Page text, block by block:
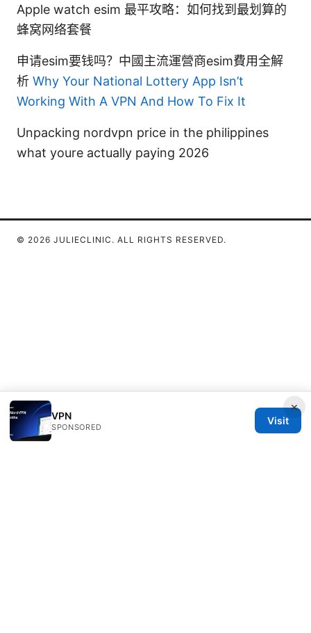
Apple watch esim 最平攻略：如何找到最划算的
蜂窝网络套餐
申请esim要钱吗？中國主流運營商esim費用全解
析 Why Your National Lottery App Isn’t
Working With A VPN And How To Fix It
Unpacking nordvpn price in the philippines
what youre actually paying 2026
×
VPN
SPONSORED
Visit
© 2026 JULIECLINIC. ALL RIGHTS RESERVED.